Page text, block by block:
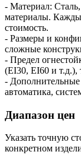
- Материал:
материалы.
стоимость.
- Размеры и
сложные
- Предел
(EI30, EI60 и т.д.),
- Дополнительные
автоматика,
Диапазон цен
Указать точную
конкретном